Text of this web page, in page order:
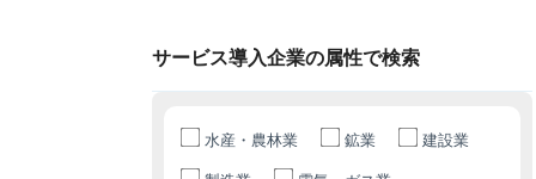
サービス導入企業の属性で検索
水産・農林業 鉱業 建設業